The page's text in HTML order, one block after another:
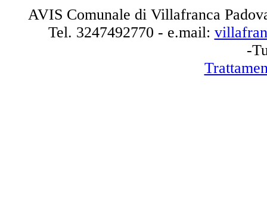
AVIS Comunale di Villafranca
Tel. 3247492770 - e.mail:
-